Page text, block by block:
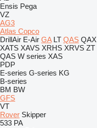
Ensis Pega
VZ
AG3
Atlas Copco
DrillAir E-Air GA LT QAS QAX
XATS XAVS XRHS XRVS ZT
QAS W series XAS
PDP
E-series G-series KG
B-series
BM BW
GFS
VT
Rover Skipper
533 PA